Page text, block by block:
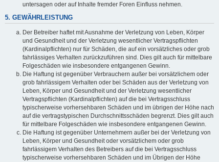
untersagen oder auf Inhalte fremder Foren Einfluss nehmen.
5. GEWÄHRLEISTUNG
Der Betreiber haftet mit Ausnahme der Verletzung von Leben, Körper
und Gesundheit und der Verletzung wesentlicher Vertragspflichten
(Kardinalpflichten) nur für Schäden, die auf ein vorsätzliches oder grob
fahrlässiges Verhalten zurückzuführen sind. Dies gilt auch für mittelbare
Folgeschäden wie insbesondere entgangenen Gewinn.
Die Haftung ist gegenüber Verbrauchern außer bei vorsätzlichem oder
grob fahrlässigem Verhalten oder bei Schäden aus der Verletzung von
Leben, Körper und Gesundheit und der Verletzung wesentlicher
Vertragspflichten (Kardinalpflichten) auf die bei Vertragsschluss
typischerweise vorhersehbaren Schäden und im übrigen der Höhe nach
auf die vertragstypischen Durchschnittsschäden begrenzt. Dies gilt auch
für mittelbare Folgeschäden wie insbesondere entgangenen Gewinn.
Die Haftung ist gegenüber Unternehmern außer bei der Verletzung von
Leben, Körper und Gesundheit oder vorsätzlichem oder grob
fahrlässigem Verhalten des Betreibers auf die bei Vertragsschluss
typischerweise vorhersehbaren Schäden und im Übrigen der Höhe